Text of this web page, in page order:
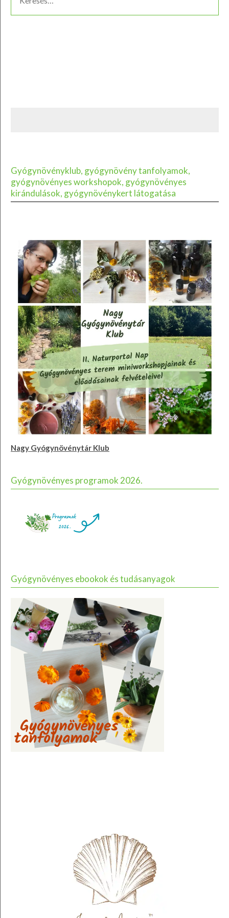
Gyógynövényklub, gyógynövény tanfolyamok,
gyógynövényes workshopok, gyógynövényes
kirándulások, gyógynövénykert látogatása
Nagy Gyógynövénytár Klub
Gyógynövényes programok 2026.
Gyógynövényes ebookok és tudásanyagok